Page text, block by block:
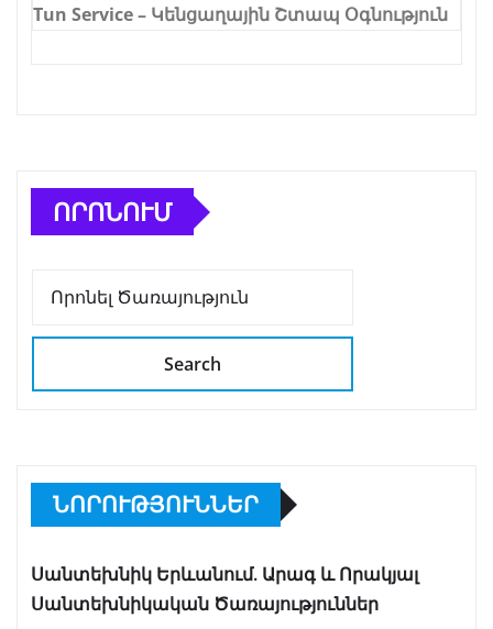
Tun Service – Կենցաղային Շտապ Օգնություն
ՈՐՈՆՈՒՄ
Search
ՆՈՐՈՒԹՅՈՒՆՆԵՐ
Սանտեխնիկ Երևանում. Արագ և Որակյալ
Սանտեխնիկական Ծառայություններ